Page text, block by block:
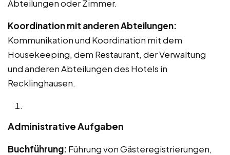
Abteilungen oder Zimmer.
Koordination mit anderen Abteilungen:
Kommunikation und Koordination mit dem
Housekeeping, dem Restaurant, der Verwaltung
und anderen Abteilungen des Hotels in
Recklinghausen.
Administrative Aufgaben
Buchführung: Führung von Gästeregistrierungen,